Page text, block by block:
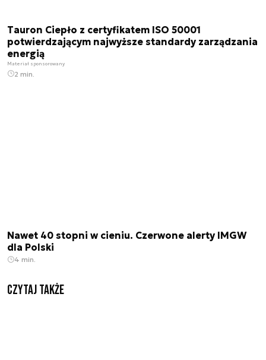
Tauron Ciepło z certyfikatem ISO 50001
potwierdzającym najwyższe standardy zarządzania
energią
Materiał sponsorowany
2 min.
Nawet 40 stopni w cieniu. Czerwone alerty IMGW
dla Polski
4 min.
Czytaj także